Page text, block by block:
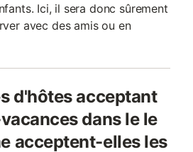
Ici, il sera donc sûrement
avec des amis ou en
d'hôtes acceptant
dans le le
acceptent-elles les